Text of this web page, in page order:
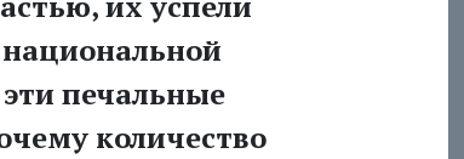
печальные
количество